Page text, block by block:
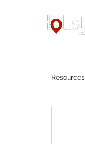
Resources